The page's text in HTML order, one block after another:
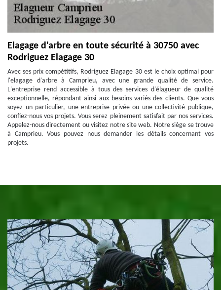
Elagage d'arbre en toute sécurité à 30750 avec
Rodriguez Elagage 30
Avec ses prix compétitifs, Rodriguez Elagage 30 est le choix optimal pour
l'elagage d'arbre à Camprieu, avec une grande qualité de service.
L'entreprise rend accessible à tous des services d'élagueur de qualité
exceptionnelle, répondant ainsi aux besoins variés des clients. Que vous
soyez un particulier, une entreprise privée ou une collectivité publique,
confiez-nous vos projets. Vous serez pleinement satisfait par nos services.
Appelez-nous directement ou visitez notre site web. Notre siège se trouve
à Camprieu. Vous pouvez nous demander les détails concernant vos
projets.